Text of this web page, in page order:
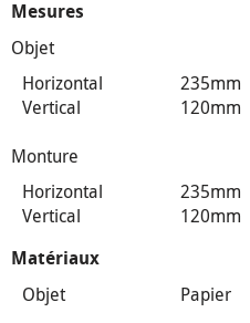
Mesures
Objet
Horizontal
235mm
Vertical
120mm
Monture
Horizontal
235mm
Vertical
120mm
Matériaux
Objet
Papier